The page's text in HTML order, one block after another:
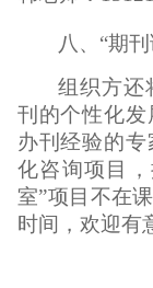
八、“期
组织方还
刊的个性化
办刊经验的
化咨询项目
室”项目不在
时间，欢迎有